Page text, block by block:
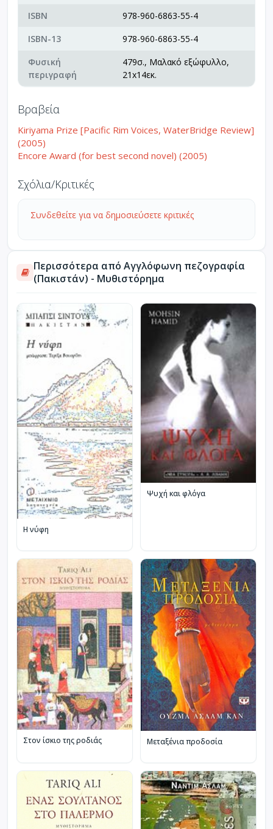
ISBN
978-960-6863-55-4
ISBN-13
978-960-6863-55-4
Φυσική
περιγραφή
479σ., Μαλακό εξώφυλλο,
21x14εκ.
Βραβεία
Kiriyama Prize [Pacific Rim Voices, WaterBridge Review]
(2005)
Encore Award (for best second novel) (2005)
Σχόλια/Κριτικές
Συνδεθείτε για να δημοσιεύσετε κριτικές
Περισσότερα από Αγγλόφωνη πεζογραφία
(Πακιστάν) - Μυθιστόρημα
Η νύφη
Ψυχή και φλόγα
Στον ίσκιο της ροδιάς Μεταξένια προδοσία